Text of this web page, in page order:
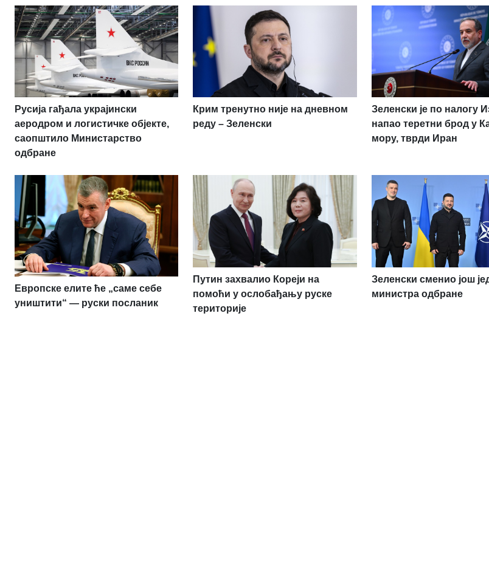
Русија гађала украјински
аеродром и логистичке објекте,
саопштило Министарство
одбране
Крим тренутно није на дневном
реду – Зеленски
Зеленски је по налогу
напао теретни брод у
мору, тврди Иран
Европске елите ће „саме себе
уништити“ — руски посланик
Путин захвалио Кореји на
помоћи у ослобађању руске
територије
Зеленски сменио још
министра одбране